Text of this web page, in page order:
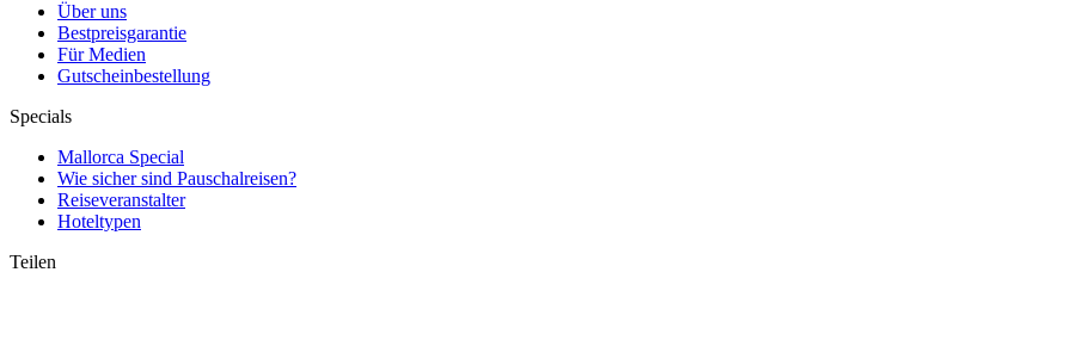
Über uns
Bestpreisgarantie
Für Medien
Gutscheinbestellung
Specials
Mallorca Special
Wie sicher sind Pauschalreisen?
Reiseveranstalter
Hoteltypen
Teilen